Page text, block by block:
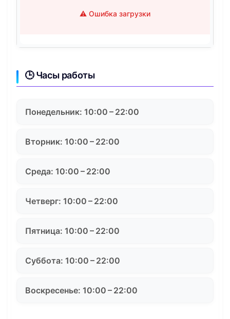
⚠️ Ошибка загрузки
🕒 Часы работы
Понедельник: 10:00 – 22:00
Вторник: 10:00 – 22:00
Среда: 10:00 – 22:00
Четверг: 10:00 – 22:00
Пятница: 10:00 – 22:00
Суббота: 10:00 – 22:00
Воскресенье: 10:00 – 22:00